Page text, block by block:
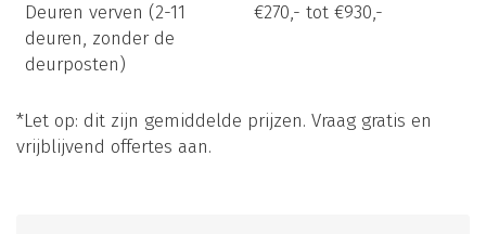
Deuren verven (2-11
deuren, zonder de
deurposten)
€270,- tot €930,-
*Let op: dit zijn gemiddelde prijzen. Vraag gratis en
vrijblijvend offertes aan.